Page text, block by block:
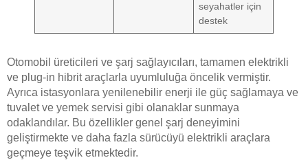
seyahatler için
destek
Otomobil üreticileri ve şarj sağlayıcıları, tamamen elektrikli
ve plug-in hibrit araçlarla uyumluluğa öncelik vermiştir.
Ayrıca istasyonlara yenilenebilir enerji ile güç sağlamaya ve
tuvalet ve yemek servisi gibi olanaklar sunmaya
odaklandılar. Bu özellikler genel şarj deneyimini
geliştirmekte ve daha fazla sürücüyü elektrikli araçlara
geçmeye teşvik etmektedir.